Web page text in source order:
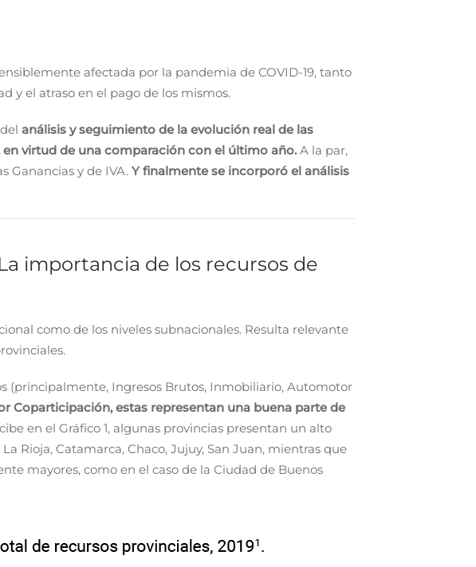
afectada por la pandemia de COVID-19, tanto
y el atraso en el pago de los mismos.
análisis y seguimiento de la evolución real de las
virtud de una comparación con el último año.A la par,
Ganancias y de IVA. Y finalmente se incorporó el análisis
importancia de los recursos de
como de los niveles subnacionales. Resulta relevante
(principalmente, Ingresos Brutos, Inmobiliario, Automotor
Coparticipación, estas representan una buena parte de
en el Gráfico 1, algunas provincias presentan un alto
Rioja, Catamarca, Chaco, Jujuy, San Juan, mientras que
mayores, como en el caso de la Ciudad de Buenos